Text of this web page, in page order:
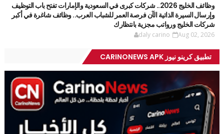
وظائف الخليج 2026.. شركات كبرى في السعودية والإمارات تفتح باب التوظيف
وإرسال السيرة الذاتية الآن فرصة العمر للشباب العرب.. وظائف شاغرة في أكبر
شركات الخليج ورواتب مجزية بانتظارك
daly carino Aug 02, 2026
تطبيق كرينو نيوز CARINONEWS APK